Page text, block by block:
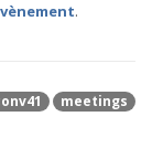
.
meetings